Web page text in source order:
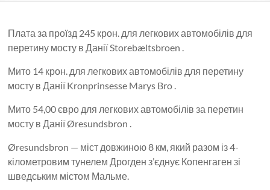
Плата за проїзд 245 крон. для легкових автомобілів для
перетину мосту в Данії Storebæltsbroen .
Мито 14 крон. для легкових автомобілів для перетину
мосту в Данії Kronprinsesse Marys Bro .
Мито 54,00 євро для легкових автомобілів за перетин
мосту в Данії Øresundsbron .
Øresundsbron — міст довжиною 8 км, який разом із 4-
кілометровим тунелем Дрогден з’єднує Копенгаген зі
шведським містом Мальме.